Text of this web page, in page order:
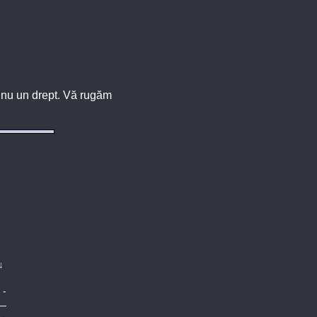
un drept. Vă rugăm
↓
-